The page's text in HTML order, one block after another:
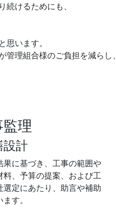
けるためにも、
います。
理組合様のご負担を減らし、
理
設計
果に基づき、工事の範囲や
料、予算の提案、および工
選定にあたり、助言や補助
す。